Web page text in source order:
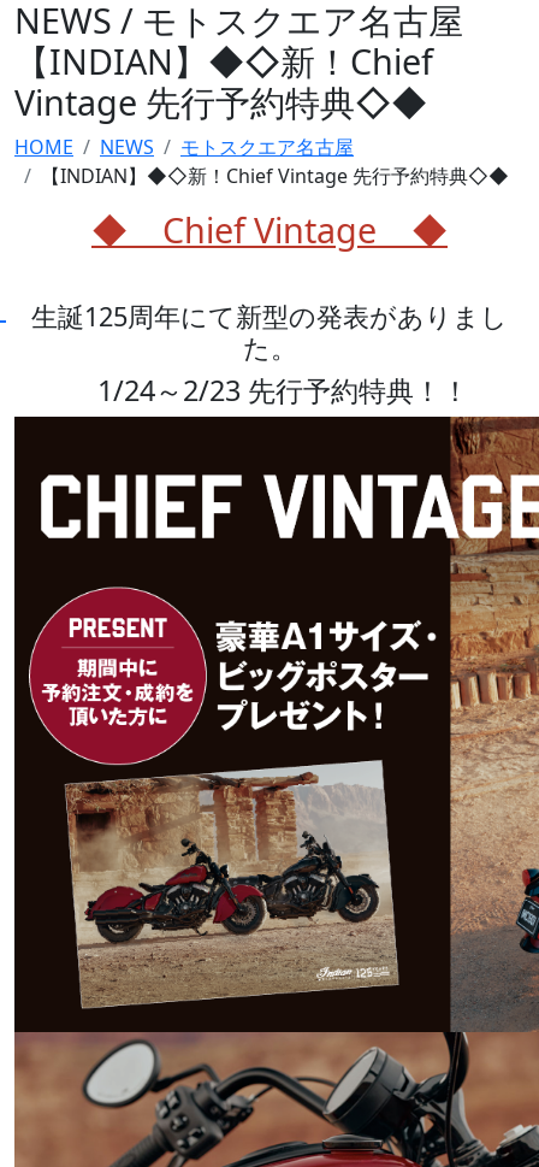
NEWS / モトスクエア名古屋
【INDIAN】◆◇新！Chief
Vintage 先行予約特典◇◆
HOME NEWS
モトスクエア名古屋
【INDIAN】◆◇新！Chief Vintage 先行予約特典◇◆
◆ Chief Vintage ◆
生誕125周年にて新型の発表がありまし
た。
1/24～2/23 先行予約特典！！